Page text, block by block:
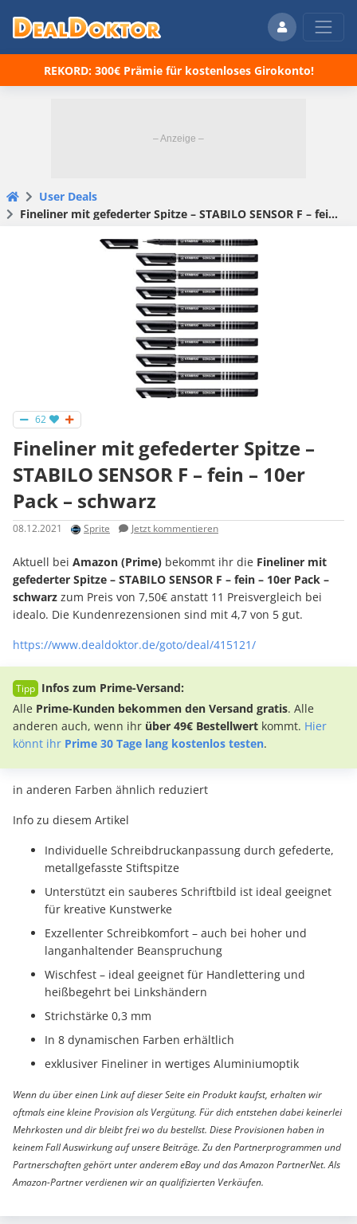
REKORD: 300€ Prämie für kostenloses Girokonto!
User Deals
Fineliner mit gefederter Spitze – STABILO SENSOR F – fein – 10er Pack – schwarz
62
Fineliner mit gefederter Spitze –
STABILO SENSOR F – fein – 10er
Pack – schwarz
08.12.2021 Sprite Jetzt kommentieren
Aktuell bei Amazon (Prime) bekommt ihr die Fineliner mit
gefederter Spitze – STABILO SENSOR F – fein – 10er Pack –
schwarz zum Preis von 7,50€ anstatt 11 Preisvergleich bei
idealo. Die Kundenrezensionen sind mit 4,7 von 5 gut.
https://www.dealdoktor.de/goto/deal/415121/
Infos zum Prime-Versand:
Alle Prime-Kunden bekommen den Versand gratis. Alle
anderen auch, wenn ihr über 49€ Bestellwert kommt. Hier
könnt ihr Prime 30 Tage lang kostenlos testen.
in anderen Farben ähnlich reduziert
Info zu diesem Artikel
Individuelle Schreibdruckanpassung durch gefederte,
metallgefasste Stiftspitze
Unterstützt ein sauberes Schriftbild ist ideal geeignet
für kreative Kunstwerke
Exzellenter Schreibkomfort – auch bei hoher und
langanhaltender Beanspruchung
Wischfest – ideal geeignet für Handlettering und
heißbegehrt bei Linkshändern
Strichstärke 0,3 mm
In 8 dynamischen Farben erhältlich
exklusiver Fineliner in wertiges Aluminiumoptik
Wenn du über einen Link auf dieser Seite ein Produkt kaufst, erhalten wir
oftmals eine kleine Provision als Vergütung. Für dich entstehen dabei keinerlei
Mehrkosten und dir bleibt frei wo du bestellst. Diese Provisionen haben in
keinem Fall Auswirkung auf unsere Beiträge. Zu den Partnerprogrammen und
Partnerschaften gehört unter anderem eBay und das Amazon PartnerNet. Als
Amazon-Partner verdienen wir an qualifizierten Verkäufen.